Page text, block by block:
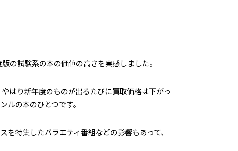
の試験系の本の価値の高さを実感しました。
はり新年度のものが出るたびに買取価格は下がっ
ルの本のひとつです。
特集したバラエティ番組などの影響もあって、